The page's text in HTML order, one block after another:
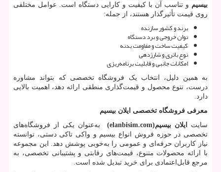
بیسیم و تناسب آن با کیفیت و کارایی دستگاه است. عوامل مختلفی
روی قیمت تأثیرگذار هستند، از جمله:
برند و کشور سازنده
توان خروجی و برد دستگاه
کیفیت ساخت و مقاومت بدنه
نوع باتری و شارژدهی
امکانات جانبی و قابلیت برنامه‌ریزی
به همین دلیل، انتخاب یک فروشگاه تخصصی که بتواند مشاوره
درست، تنوع محصول و قیمت‌گذاری منطقی ارائه دهد، اهمیت بالایی
دارد.
معرفی فروشگاه تخصصی ایلان بیسیم
سایت
ایلان بیسیم(elanbisim.com)
به‌عنوان یکی از فروشگاه‌های
تخصصی در حوزه فروش انواع بیسیم و واکی تاکی دستی، توانسته
نیاز کاربران حرفه‌ای و عمومی را به‌خوبی پوشش دهد. این مجموعه
با ارائه محصولات متنوع، قیمت‌های رقابتی و پشتیبانی تخصصی، به
مرجع قابل‌اعتمادی برای خرید تبدیل شده است.